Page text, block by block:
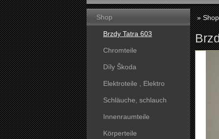
Shop
Brzdy Tatra 603
Chromteile
Díly Škoda
Elektroteile , Elektro
Schläuche, schlauch
Innenraumteile
Körperteile
»Shop